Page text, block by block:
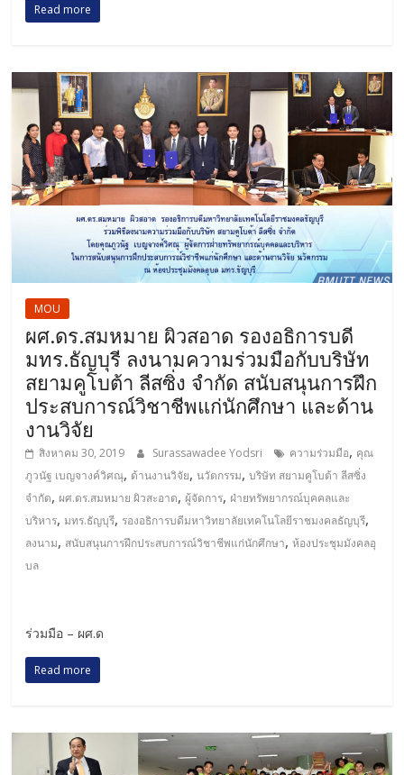
Read more
MOU
ผศ.ดร.สมหมาย ผิวสอาด รองอธิการบดี
มทร.ธัญบุรี ลงนามความร่วมมือกับบริษัท
สยามคูโบต้า ลีสซิ่ง จำกัด สนับสนุนการฝึก
ประสบการณ์วิชาชีพแก่นักศึกษา และด้าน
งานวิจัย
สิงหาคม 30, 2019 Surassawadee Yodsri ความร่วมมือ, คุณ
ภูวนัฐ เบญจางค์วิศณุ, ด้านงานวิจัย,นวัตกรรม,บริษัท สยามคูโบต้า ลีสซิ่ง
จำกัด,ผศ.ดร.สมหมาย ผิวสะอาด,ผู้จัดการ, ฝ่ายทรัพยากรณ์บุคคลและ
บริหาร,มทร.ธัญบุรี, รองอธิการบดีมหาวิทยาลัยเทคโนโลยีราชมงคลธัญบุรี,
ลงนาม, สนับสนุนการฝึกประสบการณ์วิชาชีพแก่นักศึกษา,ห้องประชุมมังคลอุ
บล
ร่วมมือ – ผศ.ด
Read more